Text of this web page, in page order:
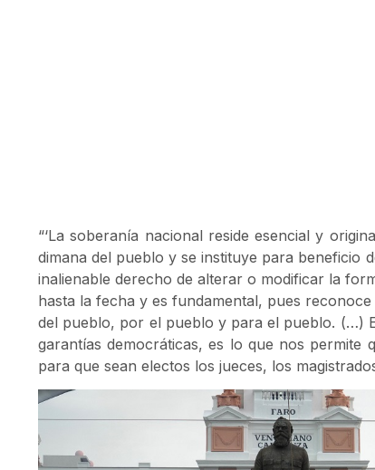
“‘La soberanía nacional reside esencial y
dimana del pueblo y se instituye para beneficio
inalienable derecho de alterar o modificar la
hasta la fecha y es fundamental, pues
del pueblo, por el pueblo y para el pueblo. (…)
garantías democráticas, es lo que nos permite
para que sean electos los jueces, los